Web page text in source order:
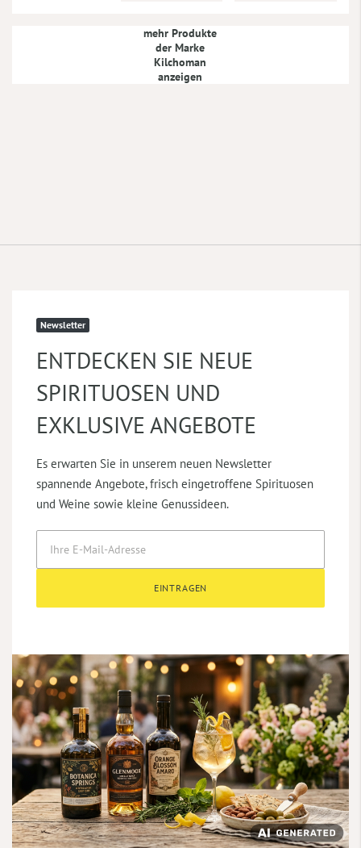
mehr Produkte
der Marke
Kilchoman
anzeigen
Newsletter
ENTDECKEN SIE NEUE
SPIRITUOSEN UND
EXKLUSIVE ANGEBOTE
Es erwarten Sie in unserem neuen Newsletter
spannende Angebote, frisch eingetroffene Spirituosen
und Weine sowie kleine Genussideen.
EINTRAGEN